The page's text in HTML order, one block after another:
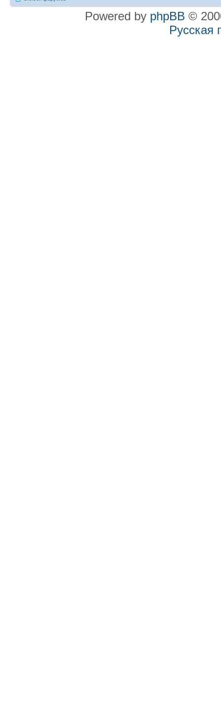
Powered by phpBB ©
Русская